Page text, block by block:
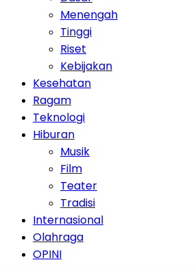
Menengah
Tinggi
Riset
Kebijakan
Kesehatan
Ragam
Teknologi
Hiburan
Musik
Film
Teater
Tradisi
Internasional
Olahraga
OPINI